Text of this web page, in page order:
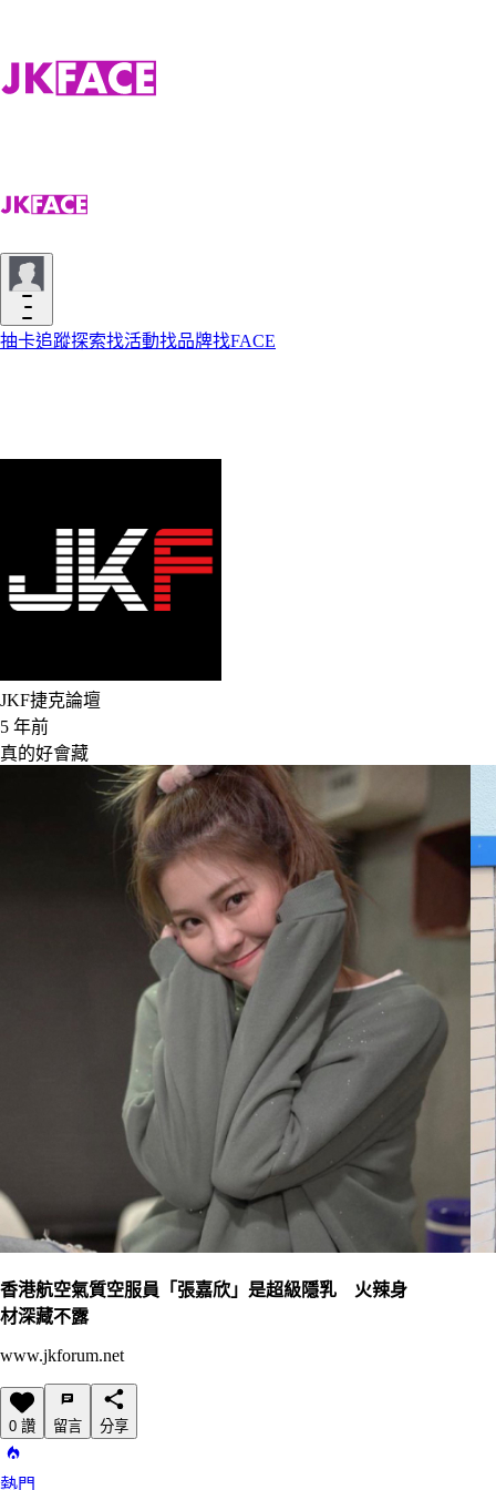
抽卡追蹤探索找活動找品牌找FACE
JKF捷克論壇
5 年前
真的好會藏
香港航空氣質空服員「張嘉欣」是超級隱乳 火辣身
材深藏不露
www.jkforum.net
0 讚 留言 分享
熱門